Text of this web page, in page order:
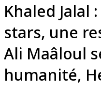
Khaled Jalal
stars, une
Ali Maâloul
humanité,